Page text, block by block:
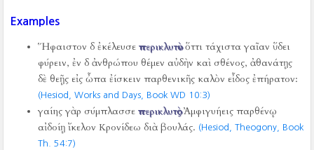
Examples
Ἥφαιστον δ ἐκέλευσεπερικλυτὸνὅττι τάχιστα γαῖαν ὕδει
φύρειν, ἐν δ ἀνθρώπου θέμεν αὐδὴν καὶ σθένος, ἀθανάτῃς
δὲ θεῇς εἰς ὦπα ἐίσκειν παρθενικῆς καλὸν εἶδος ἐπήρατον:
(Hesiod, Works and Days, Book WD 10:3)
γαίης γὰρ σύμπλασσεπερικλυτὸςἈμφιγυήεις παρθένῳ
αἰδοίῃ ἴκελον Κρονίδεω διὰ βουλάς. (Hesiod, Theogony, Book
Th. 54:7)